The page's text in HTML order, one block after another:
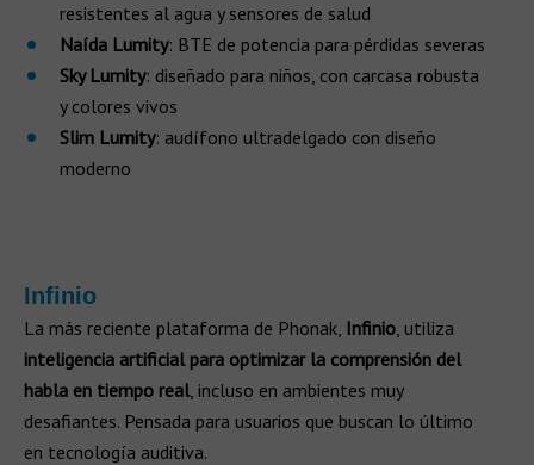
resistentes al agua y sensores de salud
Naída Lumity: BTE de potencia para pérdidas severas
Sky Lumity: diseñado para niños, con carcasa robusta
y colores vivos
Slim Lumity: audífono ultradelgado con diseño
moderno
Infinio
La más reciente plataforma de Phonak, Infinio, utiliza
inteligencia artificial para optimizar la comprensión del
habla en tiempo real, incluso en ambientes muy
desafiantes. Pensada para usuarios que buscan lo último
en tecnología auditiva.